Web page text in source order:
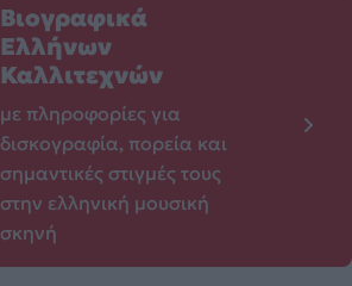
Βιογραφικά
Ελλήνων
Καλλιτεχνών
με πληροφορίες για
δισκογραφία, πορεία και
σημαντικές στιγμές τους
στην ελληνική μουσική
σκηνή